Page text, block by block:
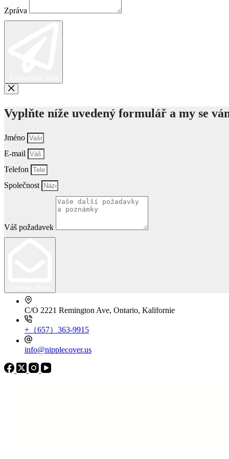
Zpráva
Vyplňte níže uvedený formulář a my se
Jméno
E-mail
Telefon
Společnost
Váš požadavek
C/O 2221 Remington Ave, Ontario, Kalifornie
+（657）363-9915
info@nipplecover.us